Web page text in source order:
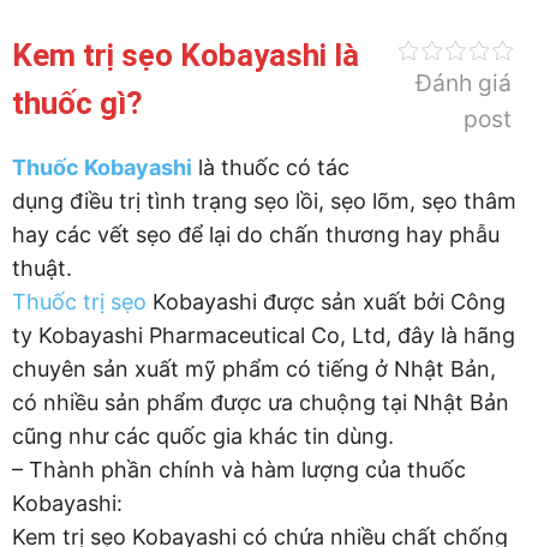
Đánh giá
post
Kem trị sẹo Kobayashi là
thuốc gì?
Thuốc Kobayashi là thuốc có tác
dụng điều trị tình trạng sẹo lồi, sẹo lõm, sẹo thâm
hay các vết sẹo để lại do chấn thương hay phẫu
thuật.
Thuốc trị sẹo Kobayashi được sản xuất bởi Công
ty Kobayashi Pharmaceutical Co, Ltd, đây là hãng
chuyên sản xuất mỹ phẩm có tiếng ở Nhật Bản,
có nhiều sản phẩm được ưa chuộng tại Nhật Bản
cũng như các quốc gia khác tin dùng.
– Thành phần chính và hàm lượng của thuốc
Kobayashi:
Kem trị sẹo Kobayashi có chứa nhiều chất chống